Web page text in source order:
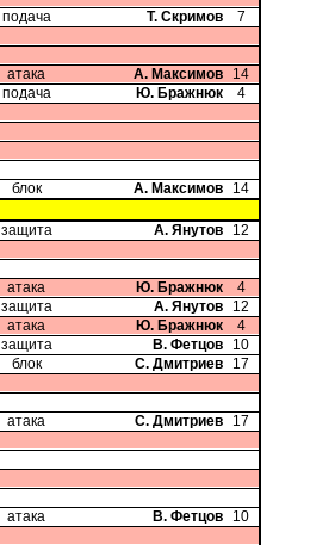
подача Т. Скримов
7
атака А. Максимов
14
подача Ю. Бражнюк
4
блок А. Максимов 14
защита А. Янутов
12
атака Ю. Бражнюк
4
защита А. Янутов
12
атака Ю. Бражнюк
4
защита В. Фетцов
10
блок С. Дмитриев
17
атака С. Дмитриев
17
атака В. Фетцов
10